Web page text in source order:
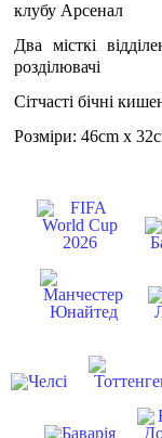
клубу Арсенал
Два місткі
розділювачі
Сітчасті бічні
Розміри: 46cm x